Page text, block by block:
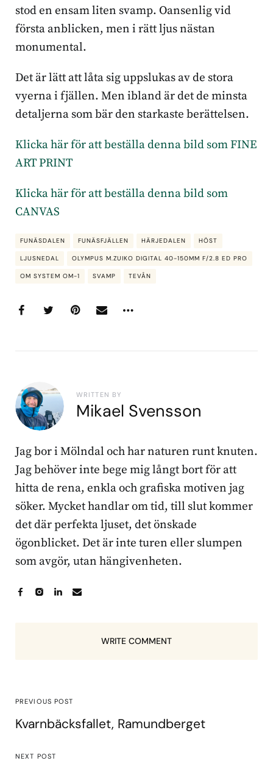
stod en ensam liten svamp. Oansenlig vid
första anblicken, men i rätt ljus nästan
monumental.
Det är lätt att låta sig uppslukas av de stora
vyerna i fjällen. Men ibland är det de minsta
detaljerna som bär den starkaste berättelsen.
Klicka här för att beställa denna bild som FINE
ART PRINT
Klicka här för att beställa denna bild som
CANVAS
FUNÄSDALEN FUNÄSFJÄLLEN HÄRJEDALEN HÖST
LJUSNEDAL OLYMPUS M.ZUIKO DIGITAL 40-150MM F/2.8 ED PRO
OM SYSTEM OM-1 SVAMP TEVÅN
WRITTEN BY
Mikael Svensson
Jag bor i Mölndal och har naturen runt knuten.
Jag behöver inte bege mig långt bort för att
hitta de rena, enkla och grafiska motiven jag
söker. Mycket handlar om tid, till slut kommer
det där perfekta ljuset, det önskade
ögonblicket. Det är inte turen eller slumpen
som avgör, utan hängivenheten.
WRITE COMMENT
PREVIOUS POST
Kvarnbäcksfallet, Ramundberget
NEXT POST